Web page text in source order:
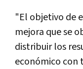
"El objetivo de
mejora que se
distribuir los
económico con